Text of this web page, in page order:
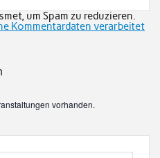
um Spam zu reduzieren.
Kommentardaten verarbeitet
vorhanden.